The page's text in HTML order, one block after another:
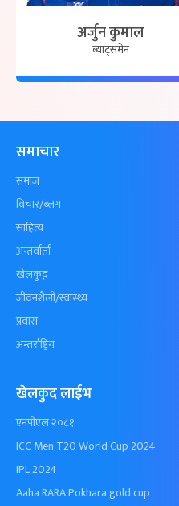
अर्जुन कुमाल
ब्याट्समेन
समाचार
समाज
विचार/ब्लग
साहित्य
अन्तर्वार्ता
खेलकुद़़
जीवनशैली/स्वास्थ्य
प्रवास
अन्तर्राष्ट्रिय
खेलकुद लाईभ
एनपीएल २०८१
ICC Men T20 World Cup 2024
IPL 2024
Aaha RARA Pokhara gold cup